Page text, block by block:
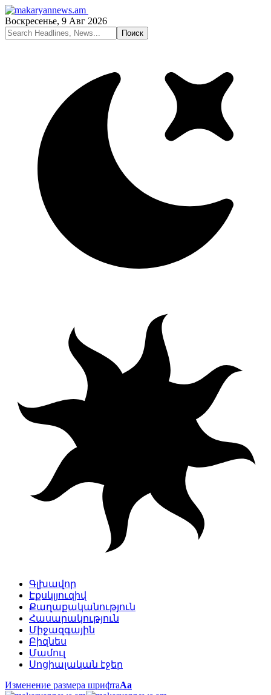
Воскресенье, 9 Авг 2026
Գլխավոր
Էքսկլյուզիվ
Քաղաքականություն
Հասարակություն
Միջազգային
Բիզնես
Մամուլ
Սոցիալական էջեր
Изменение размера шрифтаАа